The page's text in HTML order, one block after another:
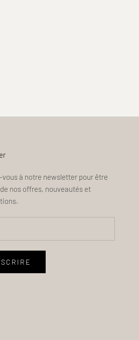
à notre newsletter pour être
nos offres, nouveautés et